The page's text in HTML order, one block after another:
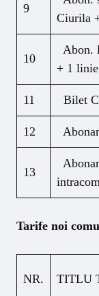
9
Ciurila
10
Abon.
+ 1
11 Bilet
12
13
Tarife noi
NR. TITLU